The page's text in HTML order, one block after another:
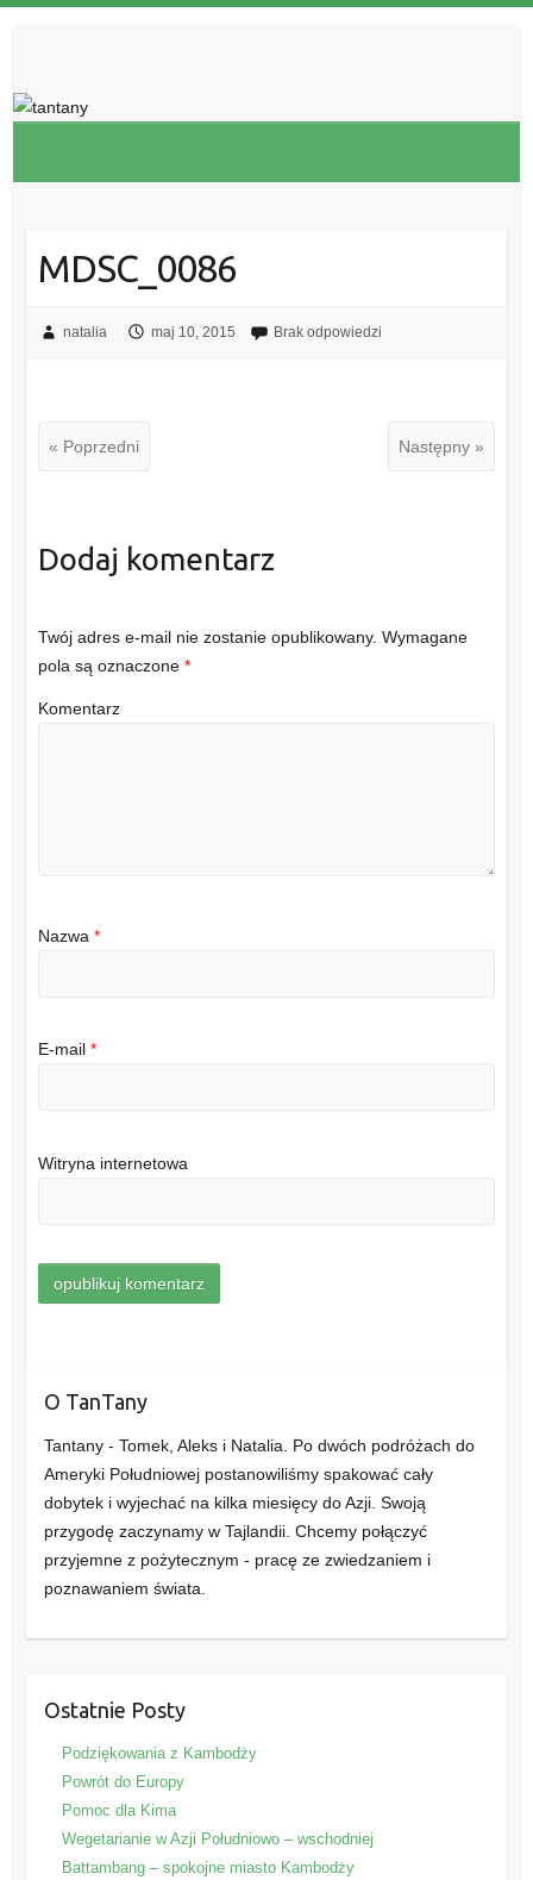
MDSC_0086
natalia maj 10, 2015 Brak odpowiedzi
« Poprzedni Następny »
Dodaj komentarz
Twój adres e-mail nie zostanie opublikowany. Wymagane
pola są oznaczone *
Komentarz
Nazwa *
E-mail *
Witryna internetowa
O TanTany
Tantany - Tomek, Aleks i Natalia. Po dwóch podróżach do
Ameryki Południowej postanowiliśmy spakować cały
dobytek i wyjechać na kilka miesięcy do Azji. Swoją
przygodę zaczynamy w Tajlandii. Chcemy połączyć
przyjemne z pożytecznym - pracę ze zwiedzaniem i
poznawaniem świata.
Ostatnie Posty
Podziękowania z Kambodży
Powrót do Europy
Pomoc dla Kima
Wegetarianie w Azji Południowo – wschodniej
Battambang – spokojne miasto Kambodży